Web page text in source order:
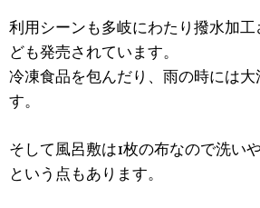
利用シーンも多岐にわたり撥水加
ども発売されています。
冷凍食品を包んだり、雨の時には
す。
そして風呂敷は1枚の布なので洗い
という点もあります。